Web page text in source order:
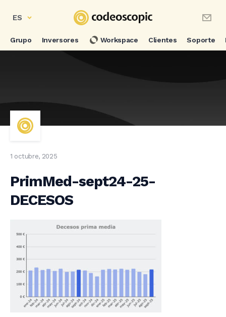
ES
Grupo Inversores Workspace Clientes Soporte
1 octubre, 2025
PrimMed-sept24-25-
DECESOS